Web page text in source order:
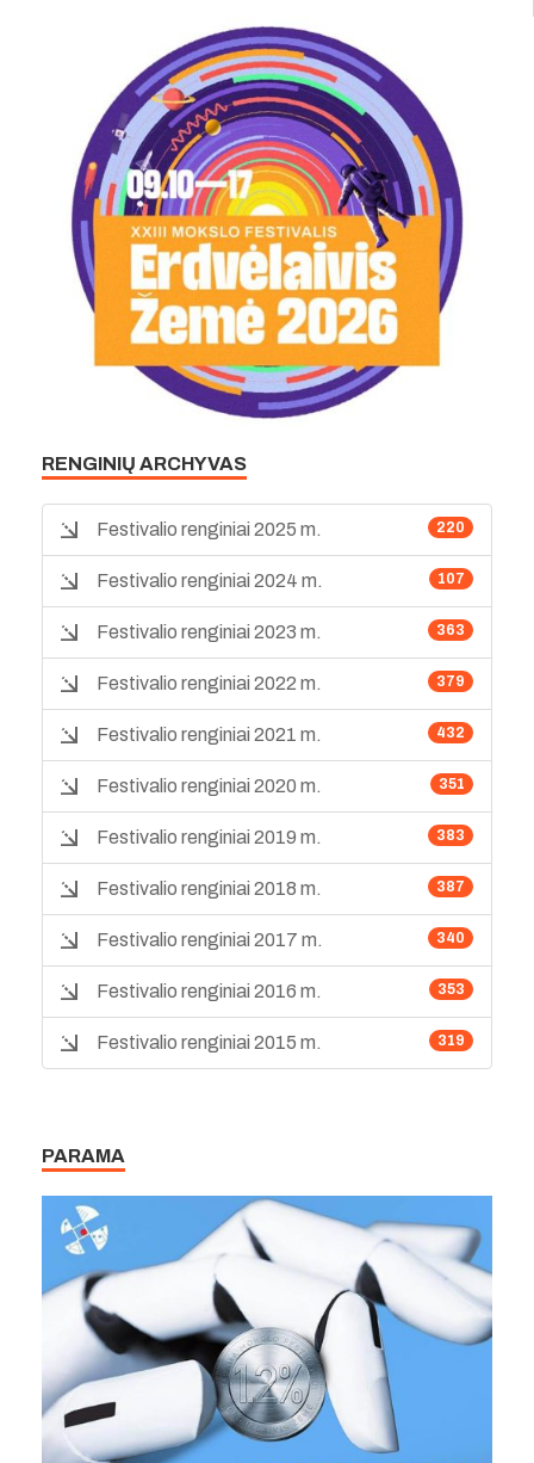
RENGINIŲ ARCHYVAS
220
Festivalio renginiai 2025 m.
107
Festivalio renginiai 2024 m.
363
Festivalio renginiai 2023 m.
379
Festivalio renginiai 2022 m.
432
Festivalio renginiai 2021 m.
351
Festivalio renginiai 2020 m.
383
Festivalio renginiai 2019 m.
387
Festivalio renginiai 2018 m.
340
Festivalio renginiai 2017 m.
353
Festivalio renginiai 2016 m.
319
Festivalio renginiai 2015 m.
PARAMA